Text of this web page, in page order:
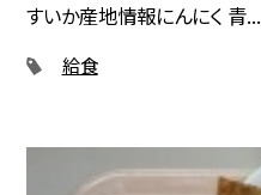
すいか産地情報にんにく 青...
給食